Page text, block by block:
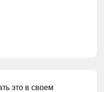
это в своем